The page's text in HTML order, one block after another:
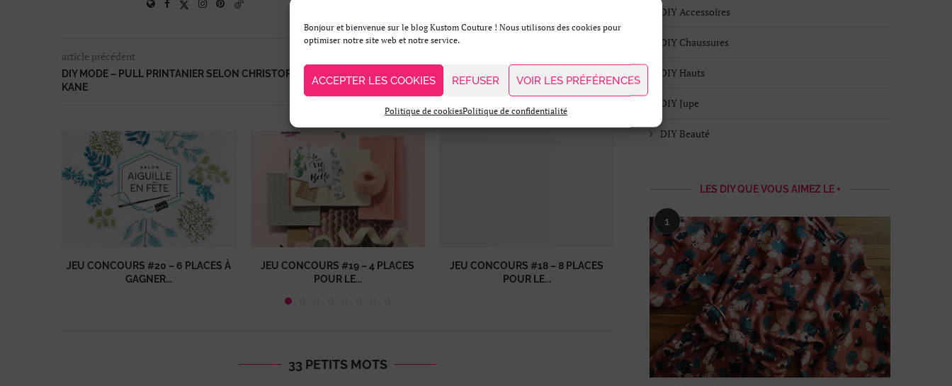
Bonjour et bienvenue sur le blog Kustom Couture ! Nous utilisons des cookies pour
optimiser notre site web et notre service.
ACCEPTER LES COOKIES REFUSER VOIR LES PRÉFÉRENCES
Politique de cookiesPolitique de confidentialité
article précédent
DIY MODE – PULL PRINTANIER SELON CHRISTOPHER
KANE
DIY DÉCO – CUSTOMISER SES COUSSINS
JEU CONCOURS #20 – 6 PLACES À
GAGNER...
JEU CONCOURS #19 – 4 PLACES
POUR LE...
JEU CONCOURS #18 – 8 PLACES
POUR LE...
JEU CONCOURS #17 – 1 BON
D’ACHAT CREAVEA...
JEU CONCOURS #16 – 1
33 PETITS MOTS
DIY Accessoires
DIY Chaussures
DIY Hauts
DIY Jupe
DIY Beauté
LES DIY QUE VOUS AIMEZ LE +
1